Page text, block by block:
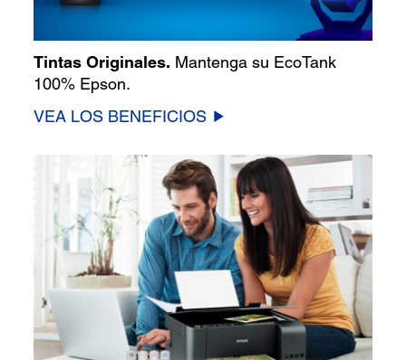
Tintas Originales. Mantenga su EcoTank
100% Epson.
VEA LOS BENEFICIOS